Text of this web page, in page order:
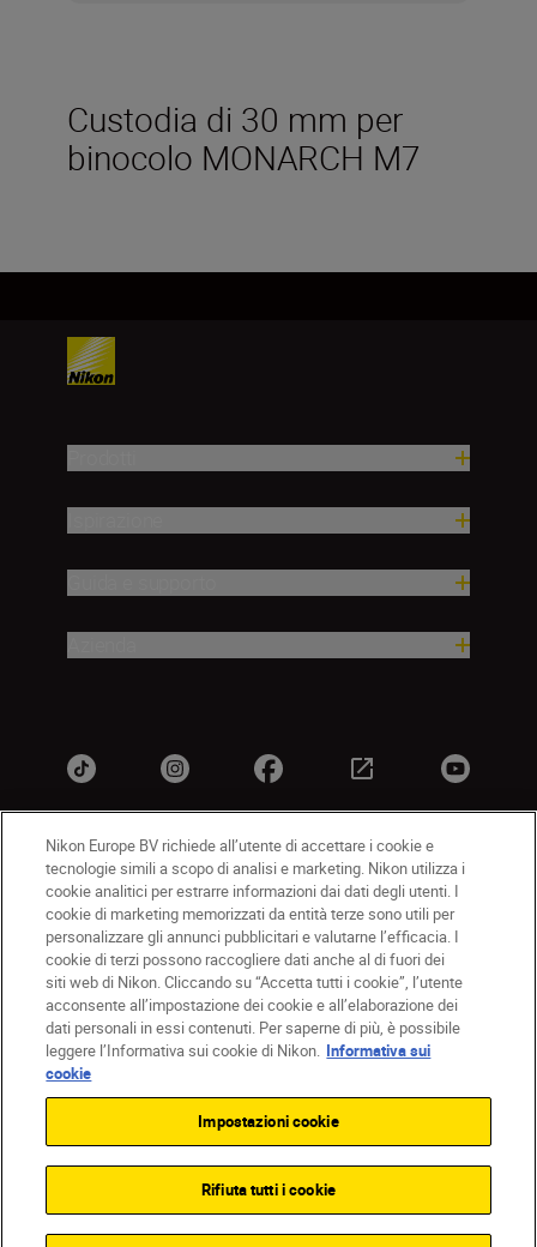
Custodia di 30 mm per
binocolo MONARCH M7
IT Nikon Sites
Contattateci
Informativa sulla privacy
Termini di utilizzo
Informativa sui cookie
Impostazioni dei cookie
© 2026 Nikon
Nikon Europe BV richiede all’utente di accettare i cookie e
tecnologie simili a scopo di analisi e marketing. Nikon utilizza i
cookie analitici per estrarre informazioni dai dati degli utenti. I
cookie di marketing memorizzati da entità terze sono utili per
personalizzare gli annunci pubblicitari e valutarne l’efficacia. I
cookie di terzi possono raccogliere dati anche al di fuori dei
siti web di Nikon. Cliccando su “Accetta tutti i cookie”, l’utente
acconsente all’impostazione dei cookie e all’elaborazione dei
dati personali in essi contenuti. Per saperne di più, è possibile
leggere l’Informativa sui cookie di Nikon. Informativa sui
cookie
Impostazioni cookie
Rifiuta tutti i cookie